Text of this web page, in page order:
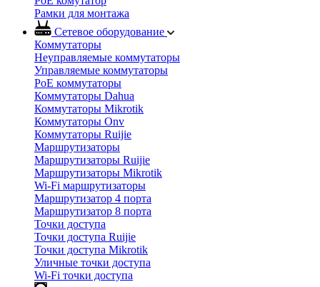
Рамки для монтажа
Сетевое оборудование
Коммутаторы
Неуправляемые коммутаторы
Управляемые коммутаторы
PoE коммутаторы
Коммутаторы Dahua
Коммутаторы Mikrotik
Коммутаторы Onv
Коммутаторы Ruijie
Маршрутизаторы
Маршрутизаторы Ruijie
Маршрутизаторы Mikrotik
Wi-Fi маршрутизаторы
Маршрутизатор 4 порта
Маршрутизатор 8 порта
Точки доступа
Точки доступа Ruijie
Точки доступа Mikrotik
Уличные точки доступа
Wi-Fi точки доступа